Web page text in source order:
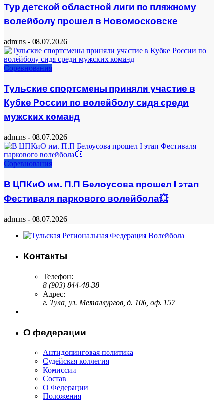
Тур детской областной лиги по пляжному
волейболу прошел в Новомосковске
admins - 08.07.2026
Соревнования
Тульские спортсмены приняли участие в
Кубке России по волейболу сидя среди
мужских команд
admins - 08.07.2026
Соревнования
В ЦПКиО им. П.П Белоусова прошел I этап
Фестиваля паркового волейбола💥
admins - 08.07.2026
Контакты
Телефон:
8 (903) 844-48-38
Адрес:
г. Тула, ул. Металлургов, д. 106, оф. 157
О федерации
Антидопинговая политика
Судейская коллегия
Комисcии
Состав
О Федерации
Положения